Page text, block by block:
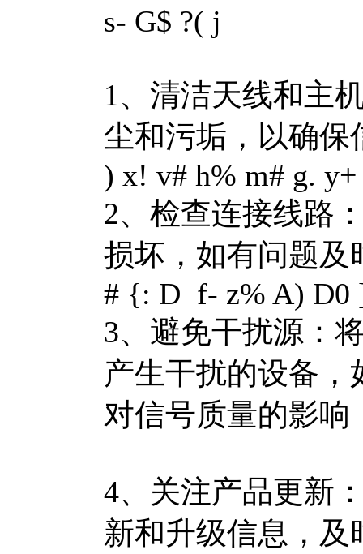
s- G$ ?( j
1、清洁天线和主
尘和污垢，以确保
) x! v# h% m# g.
2、检查连接线路
损坏，如有问题及
# {: D f- z% A) D0
3、避免干扰源：
产生干扰的设备
对信号质量的影响
4、关注产品更新
新和升级信息，